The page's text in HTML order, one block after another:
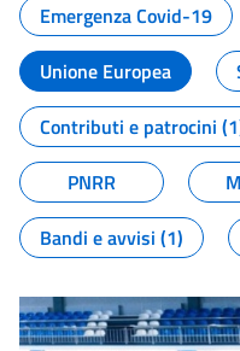
Emergenza Covid-19
Unione Europea
Contributi e patrocini
PNRR
Bandi e avvisi (1)